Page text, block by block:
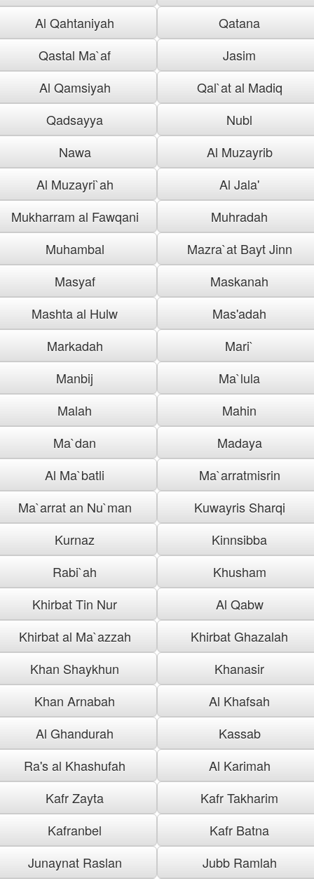
Al Qahtaniyah
Qatana
Qastal Ma`af
Jasim
Al Qamsiyah
Qal`at al Madiq
Qadsayya
Nubl
Nawa
Al Muzayrib
Al Muzayri`ah
Al Jala'
Mukharram al Fawqani
Muhradah
Muhambal
Mazra`at Bayt Jinn
Masyaf
Maskanah
Mashta al Hulw
Mas'adah
Markadah
Mari`
Manbij
Ma`lula
Malah
Mahin
Ma`dan
Madaya
Al Ma`batli
Ma`arratmisrin
Ma`arrat an Nu`man
Kuwayris Sharqi
Kurnaz
Kinnsibba
Rabi`ah
Khusham
Khirbat Tin Nur
Al Qabw
Khirbat al Ma`azzah
Khirbat Ghazalah
Khan Shaykhun
Khanasir
Khan Arnabah
Al Khafsah
Al Ghandurah
Kassab
Ra's al Khashufah
Al Karimah
Kafr Zayta
Kafr Takharim
Kafranbel
Kafr Batna
Junaynat Raslan
Jubb Ramlah